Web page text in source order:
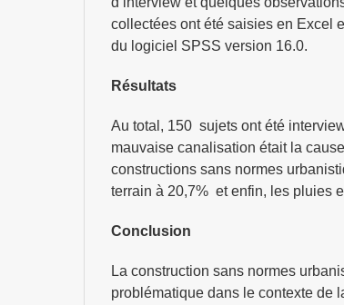
collectées ont été saisies en Excel
du logiciel SPSS version 16.0.
Résultats
Au total, 150 sujets ont été
mauvaise canalisation était la
constructions sans normes
terrain à 20,7% et enfin, les pluies
Conclusion
La construction sans normes
problématique dans le contexte de